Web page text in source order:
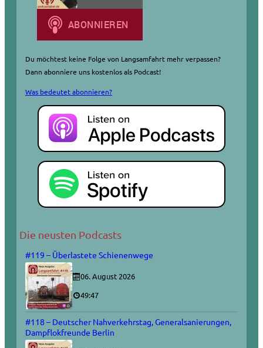
Du möchtest keine Folge von Langsamfahrt mehr verpassen?
Dann abonniere uns kostenlos als Podcast!
Was bedeutet abonnieren?
Die neusten Podcasts
#119 – Überlastete Schienenwege
06. August 2026
49:47
#118 – Deutscher Nahverkehrstag, Generalsanierungen,
Dampflokfreunde Berlin